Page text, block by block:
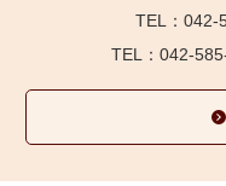
TEL：042-
TEL：042-